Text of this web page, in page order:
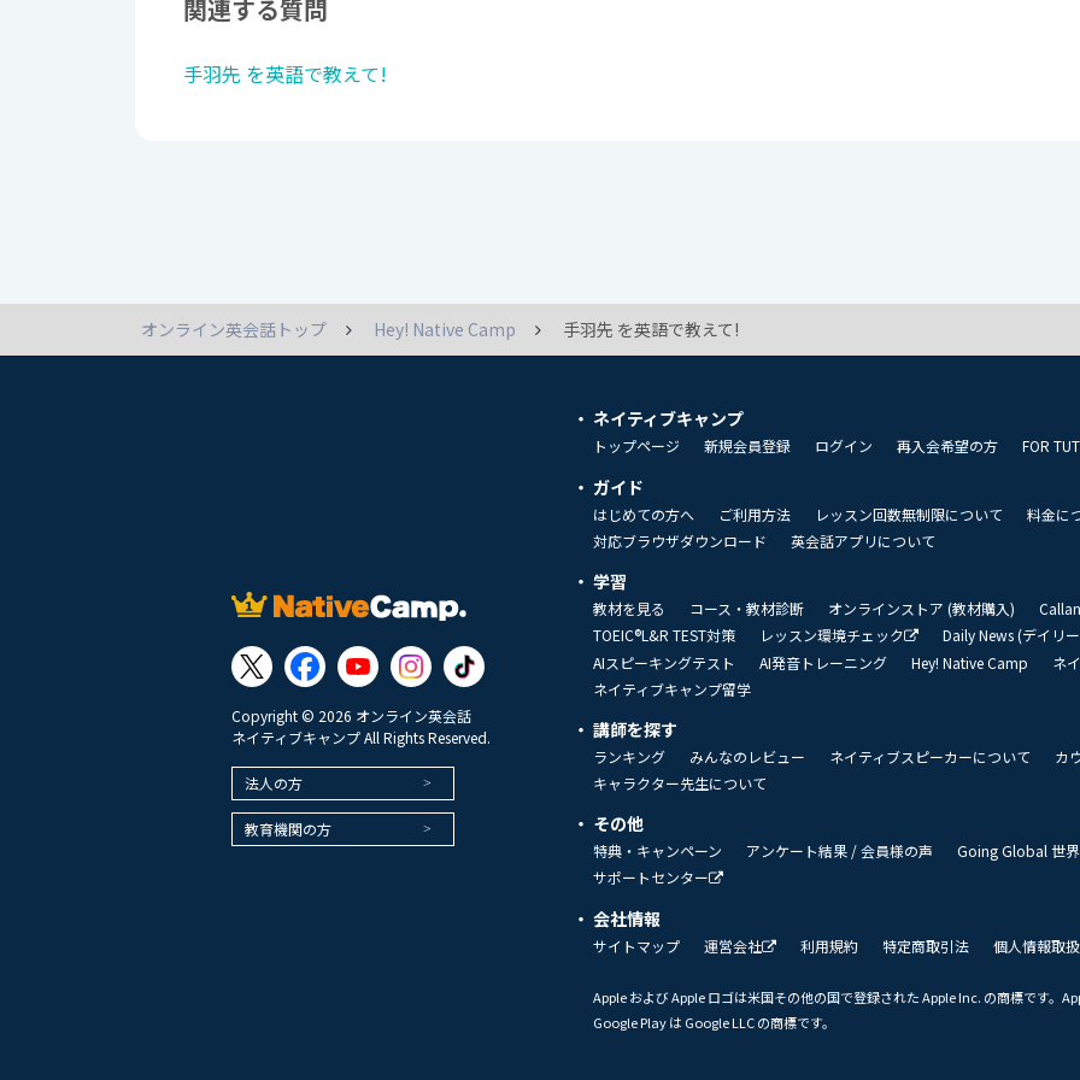
関連する質問
手羽先 を英語で教えて!
オンライン英会話トップ Hey! Native Camp 手羽先 を英語で教えて!
Copyright © 2026 オンライン英会話
ネイティブキャンプ All Rights Reserved.
法人の方
教育機関の方
ネイティブキャンプ
トップページ 新規会員登録 ログイン 再入会希望の方 FOR
ガイド
はじめての方へ ご利用方法 レッスン回数無制限について 料金に
対応ブラウザダウンロード
英会話アプリについて
学習
教材を見る コース・教材診断 オンラインストア (教材購入)
TOEIC®L&R TEST対策
レッスン環境チェック Daily News (デイリ
AIスピーキングテスト
AI発音トレーニング Hey! Native Camp ネ
ネイティブキャンプ留学
講師を探す
ランキング みんなのレビュー ネイティブスピーカーについて
カ
キャラクター先生について
その他
特典・キャンペーン アンケート結果 / 会員様の声 Going Global 世
サポートセンター
会社情報
サイトマップ 運営会社 利用規約 特定商取引法 個人情報取
Apple および Apple ロゴは米国その他の国で登録された Apple Inc. の商標です。
Google Play は Google LLC の商標です。